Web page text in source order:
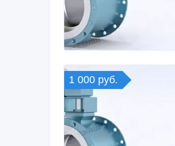
1 000 руб.